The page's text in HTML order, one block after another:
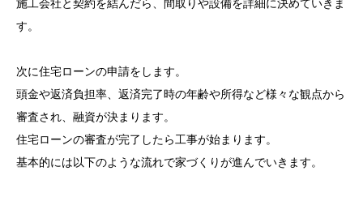
施工会社と契約を結んだら、間取りや設備を詳細に決めていきま
す。
次に住宅ローンの申請をします。
頭金や返済負担率、返済完了時の年齢や所得など様々な観点から
審査され、融資が決まります。
住宅ローンの審査が完了したら工事が始まります。
基本的には以下のような流れで家づくりが進んでいきます。